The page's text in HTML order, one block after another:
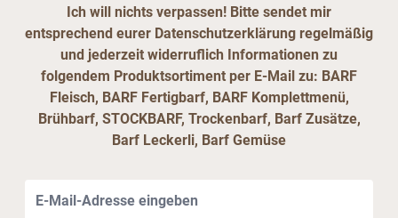
Ich will nichts verpassen! Bitte sendet mir
entsprechend eurer Datenschutzerklärung regelmäßig
und jederzeit widerruflich Informationen zu
folgendem Produktsortiment per E-Mail zu: BARF
Fleisch, BARF Fertigbarf, BARF Komplettmenü,
Brühbarf, STOCKBARF, Trockenbarf, Barf Zusätze,
Barf Leckerli, Barf Gemüse